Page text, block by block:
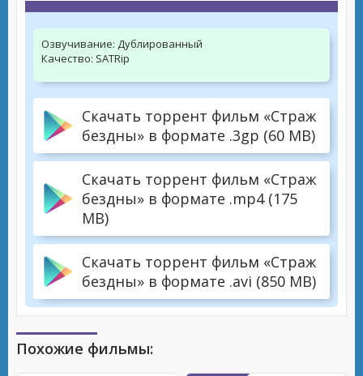
Озвучивание: Дублированный
Качество: SATRip
Скачать торрент фильм «Страж
бездны» в формате .3gp (60 MB)
Скачать торрент фильм «Страж
бездны» в формате .mp4 (175
MB)
Скачать торрент фильм «Страж
бездны» в формате .avi (850 MB)
Похожие фильмы: